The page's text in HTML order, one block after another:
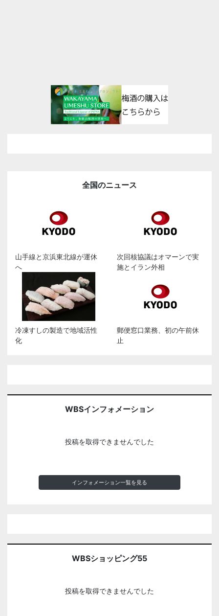
全国のニュース
山手線と京浜東北線が運休
へ
次回核協議はオマーンで実
施とイラン外相
冷凍すしの製造で地域活性
化
郵便窓口業務、初の午前休
止
WBSインフォメーション
投稿を取得できませんでした
インフォメーション一覧を見る
WBSショッピング55
投稿を取得できませんでした